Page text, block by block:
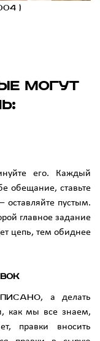
)
могут
его. Каждый
обещание, ставьте
оставляйте пустым.
главное задание
цепь, тем обиднее
, а делать
как мы все знаем,
правки вносить